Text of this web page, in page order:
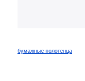
бумажные полотенца